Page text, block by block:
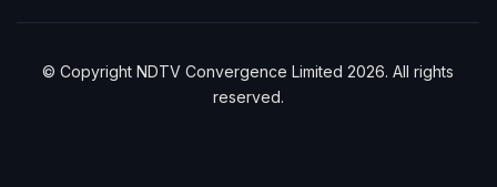
© Copyright NDTV Convergence Limited 2026. All rights
reserved.